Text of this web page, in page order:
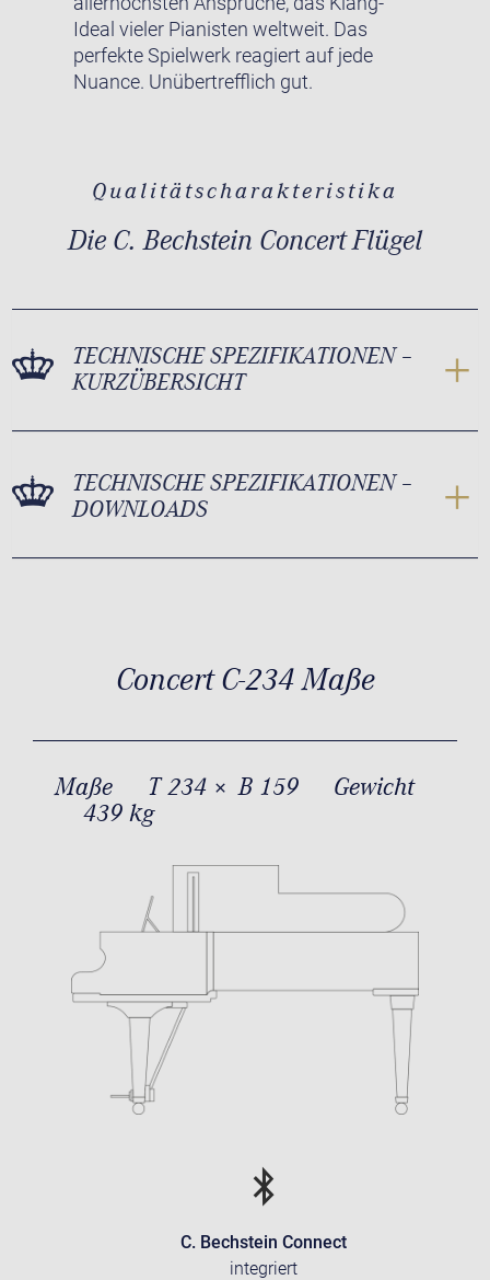
Ideal vieler Pianisten weltweit. Das
perfekte Spielwerk reagiert auf jede
Nuance. Unübertrefflich gut.
Qualitätscharakteristika
Die C. Bechstein Concert Flügel
TECHNISCHE SPEZIFIKATIONEN –
KURZÜBERSICHT
TECHNISCHE SPEZIFIKATIONEN –
DOWNLOADS
Concert C-234 Maße
Maße T 234 × B 159
Gewicht
439 kg
C. Bechstein Connect
integriert